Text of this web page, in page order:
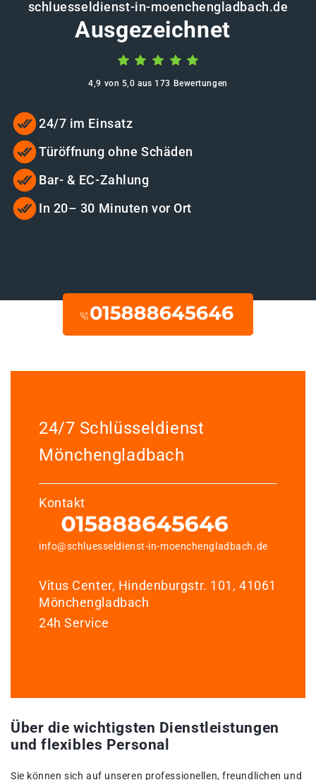
schluesseldienst-in-moenchengladbach.de
Ausgezeichnet
4,9 von 5,0 aus 173 Bewertungen
24/7 im Einsatz
Türöffnung ohne Schäden
Bar- & EC-Zahlung
In 20– 30 Minuten vor Ort
24/7 Schlüsseldienst
Mönchengladbach
Kontakt
info@schluesseldienst-in-moenchengladbach.de
Vitus Center, Hindenburgstr. 101, 41061
Mönchengladbach
24h Service
Über die wichtigsten Dienstleistungen
und flexibles Personal
Sie können sich auf unseren professionellen, freundlichen und